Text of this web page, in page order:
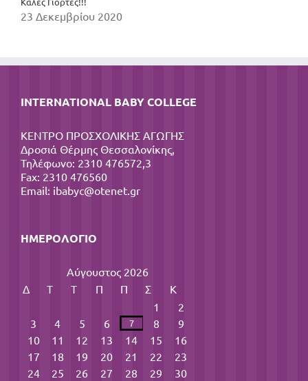
23 Δεκεμβρίου 2020
INTERNATIONAL BABY COLLEGE
ΚΕΝΤΡΟ ΠΡΟΣΧΟΛΙΚΗΣ ΑΓΩΓΗΣ
Δροσιά Θέρμης Θεσσαλονίκης,
Τηλέφωνο: 2310 476572,3
Fax: 2310 476560
Email: ibabyc@otenet.gr
ΗΜΕΡΟΛΌΓΙΟ
Αύγουστος 2026
Δ
Τ Τ Π Π Σ
Κ
1
2
3
4 5 6 7 8
9
10
11 12 13 14 15
16
17
18 19 20 21 22
23
24
25 26 27 28 29
30